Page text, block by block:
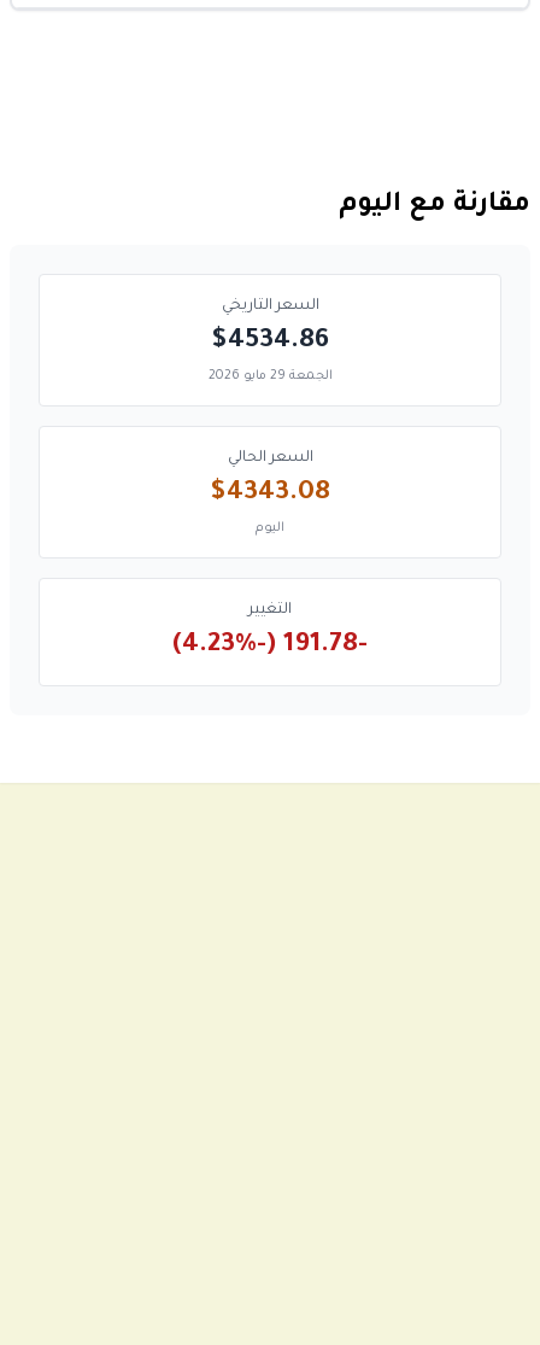
مقارنة مع اليوم
السعر التاريخي
$4534.86
الجمعة 29 مايو 2026
السعر الحالي
$4343.08
اليوم
التغيير
-191.78 (-4.23%)